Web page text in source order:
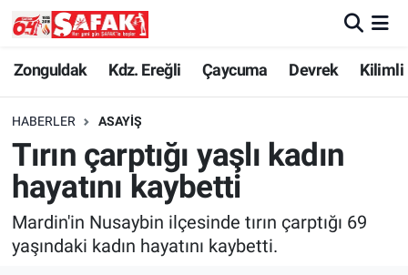
Zonguldak Kdz. Ereğli Çaycuma Devrek Kilimli
HABERLER ASAYIŞ
Tırın çarptığı yaşlı kadın
hayatını kaybetti
Mardin'in Nusaybin ilçesinde tırın çarptığı 69
yaşındaki kadın hayatını kaybetti.
Zonguldak
Kdz. Ereğli
Çaycuma
Devrek
Kilimli
Zonguldak Nöbetçi Eczaneler
Zonguldak Hava Durumu
Zonguldak Namaz Vakitleri
Zonguldak Trafik Yoğunluk Haritası
Süper Lig Puan Durumu ve Fikstür